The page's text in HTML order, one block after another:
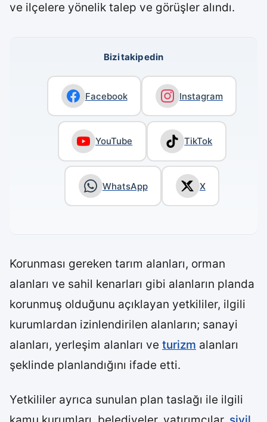
ve ilçelere yönelik talep ve görüşler alındı.
Bizi takip edin
Facebook Instagram
YouTube TikTok
WhatsApp X
Korunması gereken tarım alanları, orman
alanları ve sahil kenarları gibi alanların planda
korunmuş olduğunu açıklayan yetkililer, ilgili
kurumlardan izinlendirilen alanların; sanayi
alanları, yerleşim alanları ve turizm alanları
şeklinde planlandığını ifade etti.
Yetkililer ayrıca sunulan plan taslağı ile ilgili